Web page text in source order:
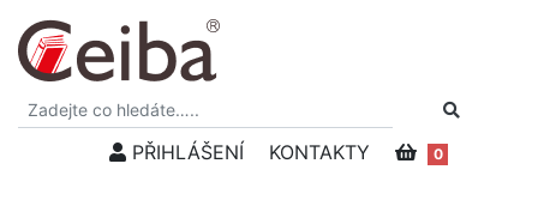
PŘIHLÁŠENÍ KONTAKTY 0